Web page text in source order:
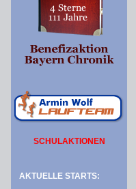
SCHULAKTIONEN
AKTUELLE STARTS: